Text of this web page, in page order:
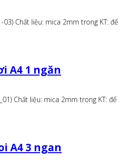
03) Chất liệu: mica 2mm trong KT: để
A4 1 ngăn
Chất liệu: mica 2mm trong KT: để
A4 3 ngan